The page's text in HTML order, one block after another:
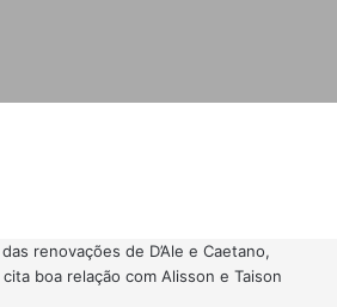
renovações de D’Ale e Caetano,
boa relação com Alisson e Taison